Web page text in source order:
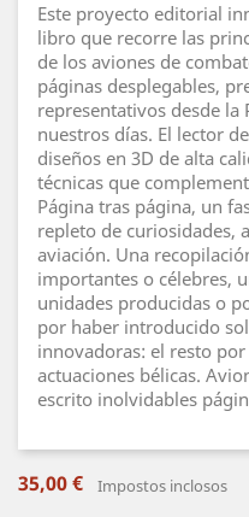
Este proyecto editorial
libro que recorre las
de los aviones de
páginas desplegables,
representativos desde
nuestros días. El lector
diseños en 3D de alta
técnicas que
Página tras página, un
repleto de curiosidades,
aviación. Una
importantes o célebres,
unidades producidas o
por haber introducido
innovadoras: el resto
actuaciones bélicas.
escrito inolvidables
35,00 € Impostos inclosos